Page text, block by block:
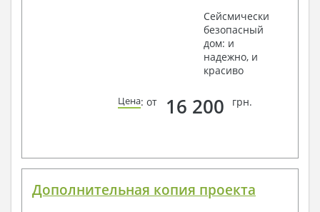
Сейсмически
безопасный
дом: и
надежно, и
красиво
Цена: от 16 200 грн.
Дополнительная копия проекта